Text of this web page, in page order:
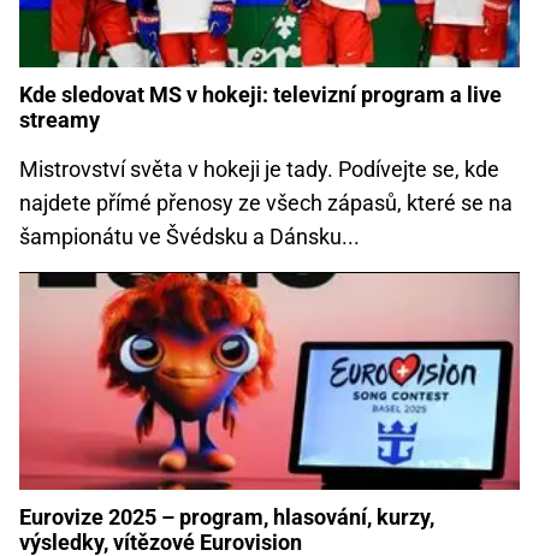
Kde sledovat MS v hokeji: televizní program a live
streamy
Mistrovství světa v hokeji je tady. Podívejte se, kde
najdete přímé přenosy ze všech zápasů, které se na
šampionátu ve Švédsku a Dánsku...
Eurovize 2025 – program, hlasování, kurzy,
výsledky, vítězové Eurovision